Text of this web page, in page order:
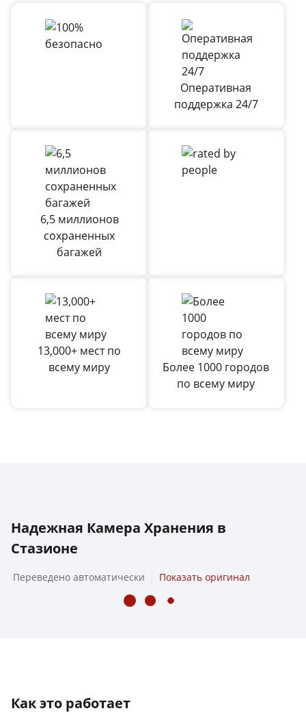
Надежная Камера Хранения в
Стазионе
Переведено автоматически Показать оригинал
Оперативная
поддержка 24/7
6,5 миллионов
сохраненных
багажей
13,000+ мест по
всему миру
Более 1000 городов
по всему миру
Как это работает